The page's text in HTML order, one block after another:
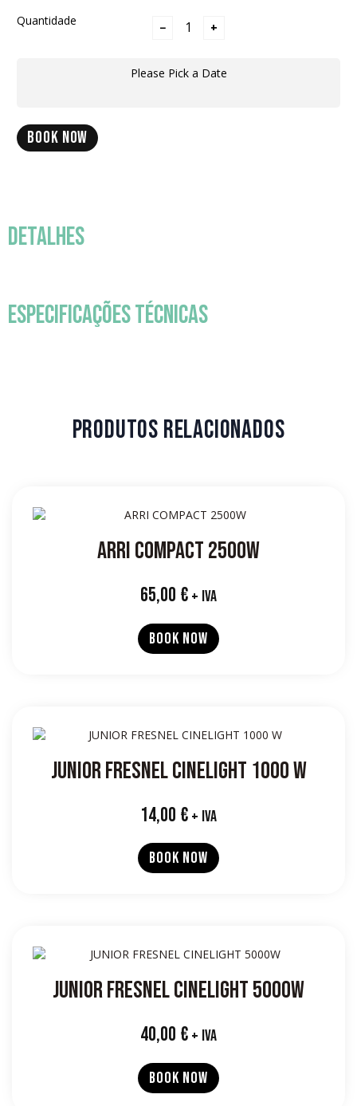
Quantidade
− +
Please Pick a Date
BOOK NOW
DETALHES
ESPECIFICAÇÕES TÉCNICAS
PRODUTOS RELACIONADOS
ARRI COMPACT 2500W
65,00 € + IVA
BOOK NOW
JUNIOR FRESNEL CINELIGHT 1000 W
14,00 € + IVA
BOOK NOW
JUNIOR FRESNEL CINELIGHT 5000W
40,00 € + IVA
BOOK NOW